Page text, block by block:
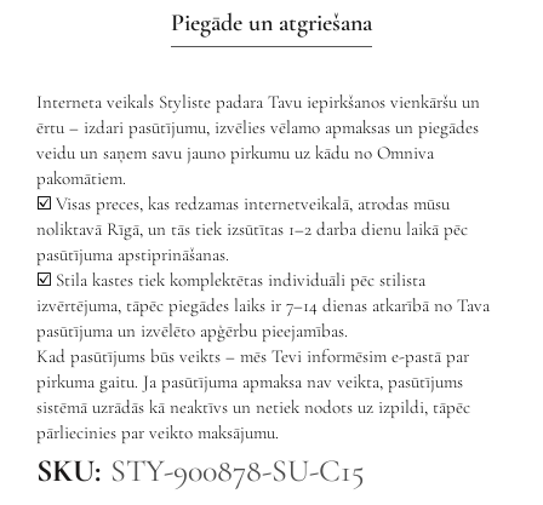
Piegāde un atgriešana
Interneta veikals Styliste padara Tavu iepirkšanos vienkāršu un
ērtu – izdari pasūtījumu, izvēlies vēlamo apmaksas un piegādes
veidu un saņem savu jauno pirkumu uz kādu no Omniva
pakomātiem.
☑️ Visas preces, kas redzamas internetveikalā, atrodas mūsu
noliktavā Rīgā, un tās tiek izsūtītas 1–2 darba dienu laikā pēc
pasūtījuma apstiprināšanas.
☑️ Stila kastes tiek komplektētas individuāli pēc stilista
izvērtējuma, tāpēc piegādes laiks ir 7–14 dienas atkarībā no Tava
pasūtījuma un izvēlēto apģērbu pieejamības.
Kad pasūtījums būs veikts – mēs Tevi informēsim e-pastā par
pirkuma gaitu. Ja pasūtījuma apmaksa nav veikta, pasūtījums
sistēmā uzrādās kā neaktīvs un netiek nodots uz izpildi, tāpēc
pārliecinies par veikto maksājumu.
SKU: STY-900878-SU-C15